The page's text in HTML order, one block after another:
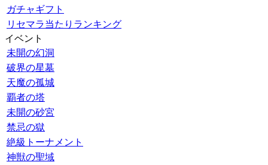
ガチャギフト
リセマラ当たりランキング
イベント
未開の幻洞
破界の星墓
天魔の孤城
覇者の塔
未開の砂宮
禁忌の獄
絶級トーナメント
神獣の聖域